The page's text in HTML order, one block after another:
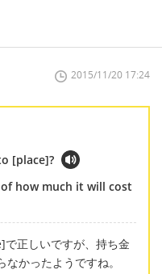
2015/11/20 17:24
[place]?
how much it will cost
正しいですが、持ち金
かったようですね。